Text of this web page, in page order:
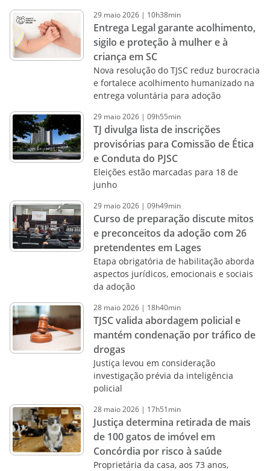
29 maio2026 | 10h38min
Entrega Legal garante acolhimento,
sigilo e proteção à mulher e à
criança em SC
Nova resolução do TJSC reduz burocracia
e fortalece acolhimento humanizado na
entrega voluntária para adoção
29 maio2026 | 09h55min
TJ divulga lista de inscrições
provisórias para Comissão de Ética
e Conduta do PJSC
Eleições estão marcadas para 18 de
junho
29 maio2026 | 09h49min
Curso de preparação discute mitos
e preconceitos da adoção com 26
pretendentes em Lages
Etapa obrigatória de habilitação aborda
aspectos jurídicos, emocionais e sociais
da adoção
28 maio2026 | 18h40min
TJSC valida abordagem policial e
mantém condenação por tráfico de
drogas
Justiça levou em consideração
investigação prévia da inteligência
policial
28 maio2026 | 17h51min
Justiça determina retirada de mais
de 100 gatos de imóvel em
Concórdia por risco à saúde
Proprietária da casa, aos 73 anos,